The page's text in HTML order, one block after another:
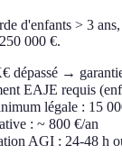
d'enfants > 3
000 €.
dépassé →
EAJE requis
légale : 15
: ~ 800 €/an
AGI : 24-48 h